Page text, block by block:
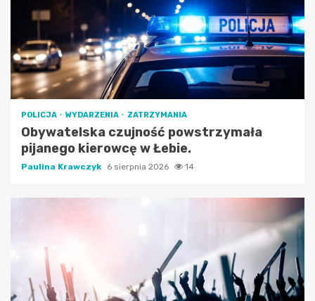
POLICJA WYDARZENIA ZATRZYMANIA
Obywatelska czujność powstrzymała
pijanego kierowcę w Łebie.
Paulina Krawczyk 6 sierpnia 2026 14